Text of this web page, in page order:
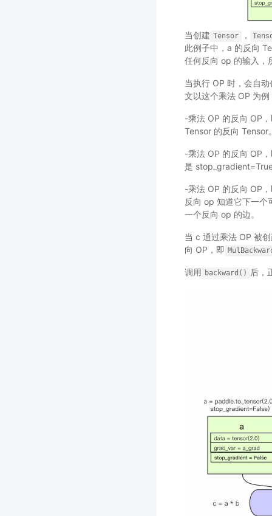
当创建 Tensor ，
此例子中，a 的反向
任何反向 op 的输入，
当执行 OP 时，会自
文以这个乘法 OP 为例
-乘法 OP 的反向 OP
Tensor 的反向 Tensor
-乘法 OP 的反向 OP
是
-乘法 OP 的反向 OP
反向 op 知道它下一个
一个反向 op 的边。
当 c 通过乘法 OP 被
向 OP，即
调用 backward() 后，